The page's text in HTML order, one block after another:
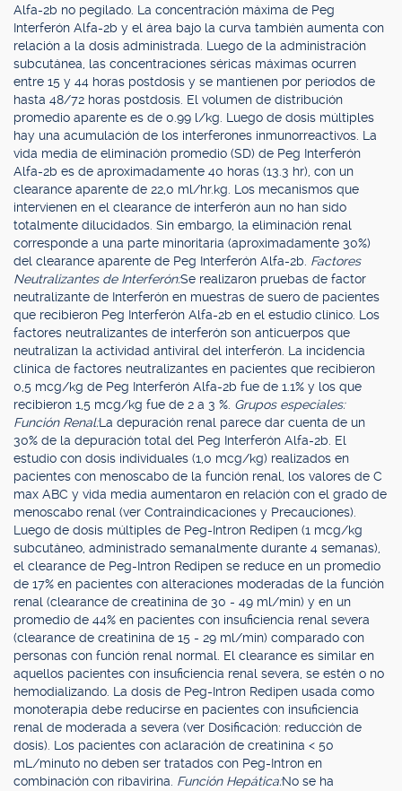
Alfa-2b no pegilado. La concentración máxima de Peg
Interferón Alfa-2b y el área bajo la curva también aumenta con
relación a la dosis administrada. Luego de la administración
subcutánea, las concentraciones séricas máximas ocurren
entre 15 y 44 horas postdosis y se mantienen por períodos de
hasta 48/72 horas postdosis. El volumen de distribución
promedio aparente es de 0.99 l/kg. Luego de dosis múltiples
hay una acumulación de los interferones inmunorreactivos. La
vida media de eliminación promedio (SD) de Peg Interferón
Alfa-2b es de aproximadamente 40 horas (13.3 hr), con un
clearance aparente de 22,0 ml/hr.kg. Los mecanismos que
intervienen en el clearance de interferón aun no han sido
totalmente dilucidados. Sin embargo, la eliminación renal
corresponde a una parte minoritaria (aproximadamente 30%)
del clearance aparente de Peg Interferón Alfa-2b. Factores
Neutralizantes de Interferón:Se realizaron pruebas de factor
neutralizante de Interferón en muestras de suero de pacientes
que recibieron Peg Interferón Alfa-2b en el estudio clínico. Los
factores neutralizantes de interferón son anticuerpos que
neutralizan la actividad antiviral del interferón. La incidencia
clínica de factores neutralizantes en pacientes que recibieron
0,5 mcg/kg de Peg Interferón Alfa-2b fue de 1.1% y los que
recibieron 1,5 mcg/kg fue de 2 a 3 %. Grupos especiales:
Función Renal:La depuración renal parece dar cuenta de un
30% de la depuración total del Peg Interferón Alfa-2b. El
estudio con dosis individuales (1,0 mcg/kg) realizados en
pacientes con menoscabo de la función renal, los valores de C
max ABC y vida media aumentaron en relación con el grado de
menoscabo renal (ver Contraindicaciones y Precauciones).
Luego de dosis múltiples de Peg-Intron Redipen (1 mcg/kg
subcutáneo, administrado semanalmente durante 4 semanas),
el clearance de Peg-Intron Redipen se reduce en un promedio
de 17% en pacientes con alteraciones moderadas de la función
renal (clearance de creatinina de 30 - 49 ml/min) y en un
promedio de 44% en pacientes con insuficiencia renal severa
(clearance de creatinina de 15 - 29 ml/min) comparado con
personas con función renal normal. El clearance es similar en
aquellos pacientes con insuficiencia renal severa, se estén o no
hemodializando. La dosis de Peg-Intron Redipen usada como
monoterapia debe reducirse en pacientes con insuficiencia
renal de moderada a severa (ver Dosificación: reducción de
dosis). Los pacientes con aclaración de creatinina < 50
mL/minuto no deben ser tratados con Peg-Intron en
combinación con ribavirina. Función Hepática:No se ha